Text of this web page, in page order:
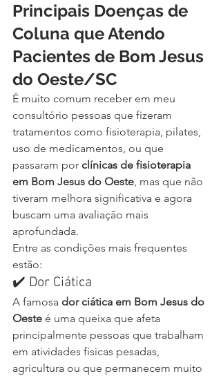
Principais Doenças de
Coluna que Atendo
Pacientes de Bom Jesus
do Oeste/SC
É muito comum receber em meu
consultório pessoas que fizeram
tratamentos como fisioterapia, pilates,
uso de medicamentos, ou que
passaram por clínicas de fisioterapia
em Bom Jesus do Oeste, mas que não
tiveram melhora significativa e agora
buscam uma avaliação mais
aprofundada.
Entre as condições mais frequentes
estão:
✔️ Dor Ciática
A famosa dor ciática em Bom Jesus do
Oeste é uma queixa que afeta
principalmente pessoas que trabalham
em atividades físicas pesadas,
agricultura ou que permanecem muito